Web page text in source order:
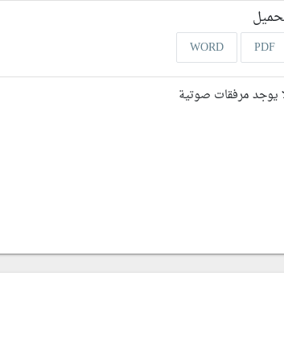
PDF
WORD
يوجد مرفقات صوتية